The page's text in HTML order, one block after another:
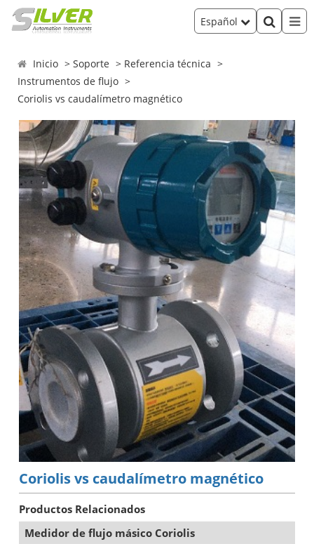
Español
Inicio Soporte
Referencia técnica
Instrumentos de flujo
Coriolis vs caudalímetro magnético
Coriolis vs caudalímetro magnético
Productos Relacionados
Medidor de flujo másico Coriolis